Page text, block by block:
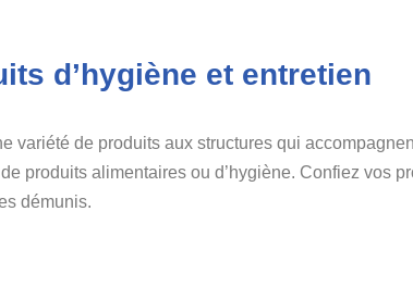
d’hygiène et entretien
variété de produits aux structures qui
produits alimentaires ou d’hygiène. Confiez vos
démunis.